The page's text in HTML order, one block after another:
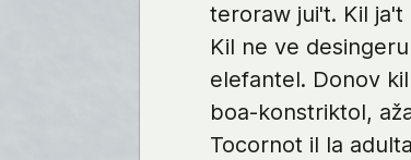
teroraw jui't. Kil
Kil ne ve
elefantel. Donov
boa-konstriktol,
Tocornot il la